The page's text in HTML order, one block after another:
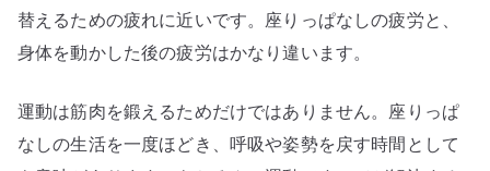
替えるための疲れに近いです。座りっぱなしの疲労と、
身体を動かした後の疲労はかなり違います。
運動は筋肉を鍛えるためだけではありません。座りっぱ
なしの生活を一度ほどき、呼吸や姿勢を戻す時間として